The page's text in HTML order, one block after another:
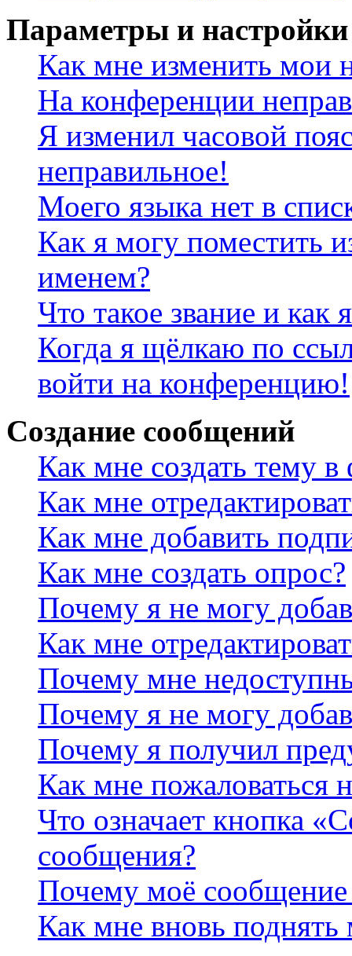
Параметры и настройки
Как мне изменить мои
На конференции
Я изменил часовой
неправильное!
Моего языка нет в
Как я могу поместить
именем?
Что такое звание и как
Когда я щёлкаю по
войти на конференцию!
Создание сообщений
Как мне создать тему
Как мне
Как мне добавить
Как мне создать опрос?
Почему я не могу
Как мне
Почему мне
Почему я не могу
Почему я получил
Как мне пожаловаться
Что означает кнопка
сообщения?
Почему моё сообщение
Как мне вновь